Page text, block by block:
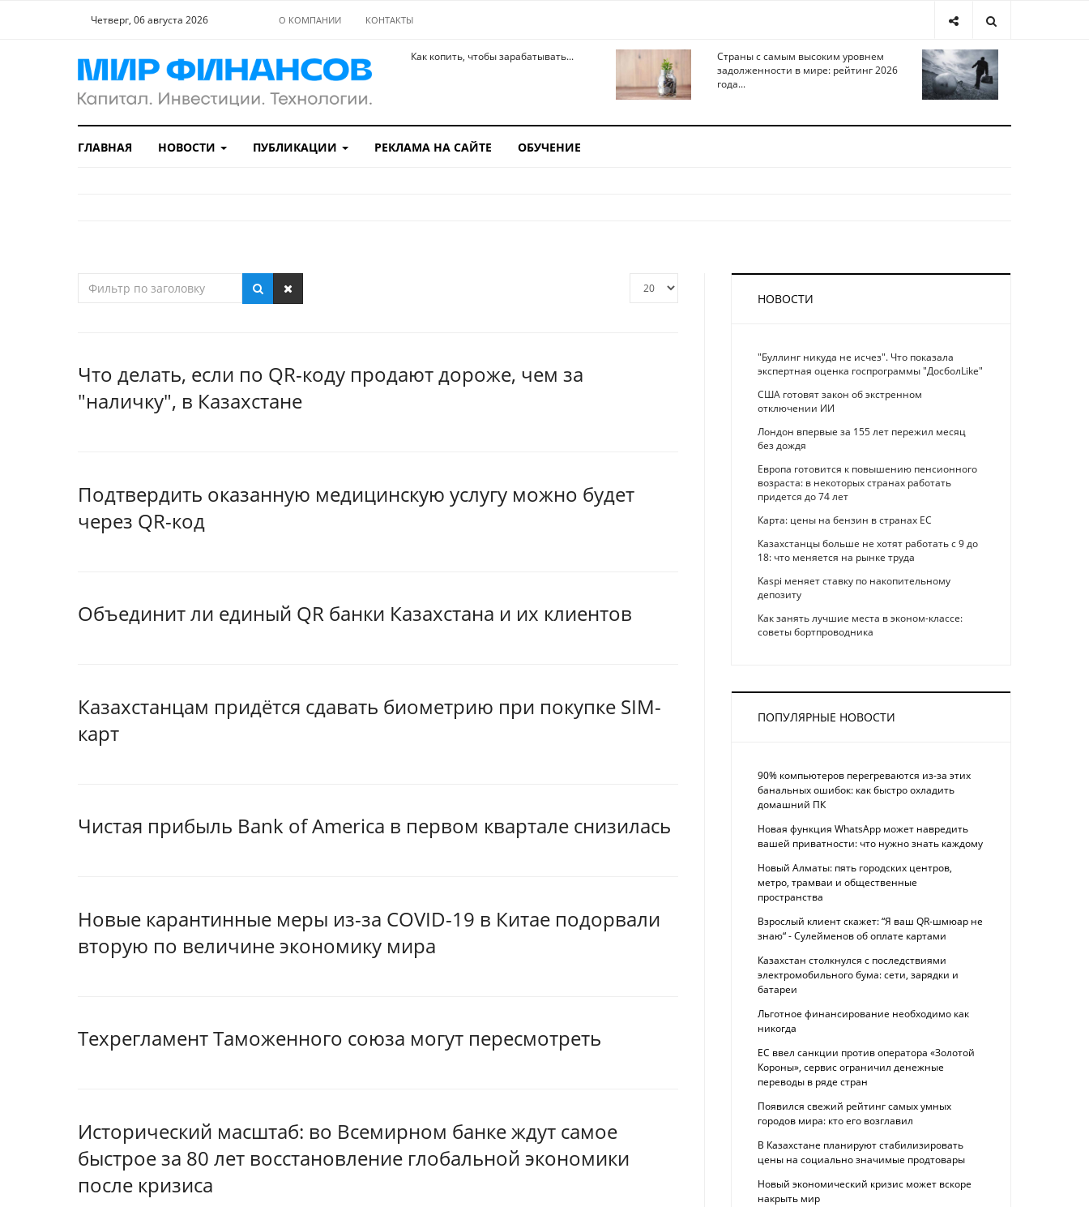
Четверг, 06 августа 2026 О КОМПАНИИ КОНТАКТЫ
Как копить, чтобы зарабатывать...
Страны с самым высоким уровнем
задолженности в мире: рейтинг 2026
года...
ГЛАВНАЯ НОВОСТИ ПУБЛИКАЦИИ РЕКЛАМА НА САЙТЕ ОБУЧЕНИЕ
Что делать, если по QR-коду продают дороже, чем за
"наличку", в Казахстане
Подтвердить оказанную медицинскую услугу можно будет
через QR-код
Объединит ли единый QR банки Казахстана и их клиентов
Казахстанцам придётся сдавать биометрию при покупке SIM-
карт
Чистая прибыль Bank of America в первом квартале снизилась
Новые карантинные меры из-за COVID-19 в Китае подорвали
вторую по величине экономику мира
Техрегламент Таможенного союза могут пересмотреть
Исторический масштаб: во Всемирном банке ждут самое
быстрое за 80 лет восстановление глобальной экономики
после кризиса
НОВОСТИ
"Буллинг никуда не исчез". Что показала
экспертная оценка госпрограммы "ДосболLike"
США готовят закон об экстренном
отключении ИИ
Лондон впервые за 155 лет пережил месяц
без дождя
Европа готовится к повышению пенсионного
возраста: в некоторых странах работать
придется до 74 лет
Карта: цены на бензин в странах ЕС
Казахстанцы больше не хотят работать с 9 до
18: что меняется на рынке труда
Kaspi меняет ставку по накопительному
депозиту
Как занять лучшие места в эконом-классе:
советы бортпроводника
ПОПУЛЯРНЫЕ НОВОСТИ
90% компьютеров перегреваются из-за этих
банальных ошибок: как быстро охладить
домашний ПК
Новая функция WhatsApp может навредить
вашей приватности: что нужно знать каждому
Новый Алматы: пять городских центров,
метро, трамваи и общественные
пространства
Взрослый клиент скажет: “Я ваш QR-шмюар не
знаю“ - Сулейменов об оплате картами
Казахстан столкнулся с последствиями
электромобильного бума: сети, зарядки и
батареи
Льготное финансирование необходимо как
никогда
ЕС ввел санкции против оператора «Золотой
Короны», сервис ограничил денежные
переводы в ряде стран
Появился свежий рейтинг самых умных
городов мира: кто его возглавил
В Казахстане планируют стабилизировать
цены на социально значимые продтовары
Новый экономический кризис может вскоре
накрыть мир